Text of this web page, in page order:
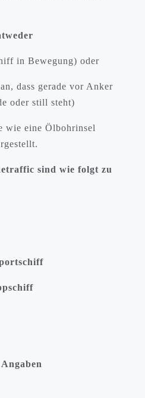
in Bewegung) oder
dass gerade vor Anker
oder still steht)
wie eine Ölbohrinsel
sind wie folgt zu